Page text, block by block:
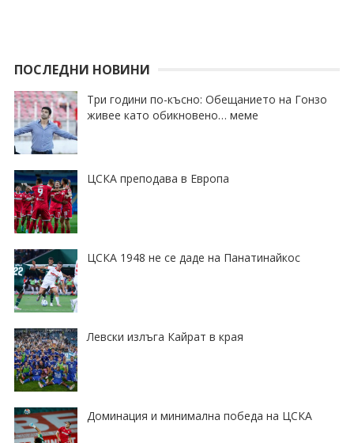
ПОСЛЕДНИ НОВИНИ
Три години по-късно: Обещанието на Гонзо
живее като обикновено… меме
ЦСКА преподава в Европа
ЦСКА 1948 не се даде на Панатинайкос
Левски излъга Кайрат в края
Доминация и минимална победа на ЦСКА